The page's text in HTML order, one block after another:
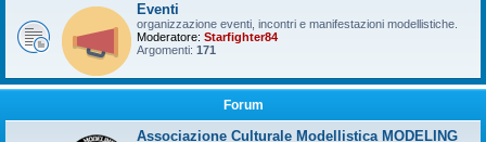
Eventi
organizzazione eventi, incontri e manifestazioni modellistiche.
Moderatore: Starfighter84
Argomenti: 171
Forum
Associazione Culturale Modellistica MODELING